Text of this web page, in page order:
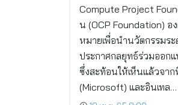
Compute Project
น (OCP Foundation) อ
หมายเพื่อนำนวัตกรรมระ
ประกาศกลยุทธ์ร่วมออก
ซึ่งสะท้อนให้เห็นแล้วจา
(Microsoft) และอินเทล…